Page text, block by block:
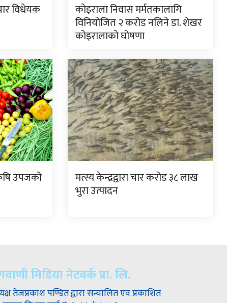
विधेयक कोइराला निवास मर्मतकालागि
विनियोजित २ करोड नलिने डा. शेखर
कोइरालाको घोषणा
उपजको मत्स्य केन्द्रद्वारा चार करोड ३८ लाख
भुरा उत्पादन
मिडिया नेटवर्क प्रा. लि.
तेजप्रकाश पण्डित द्वारा सन्चालित एव प्रकाशित